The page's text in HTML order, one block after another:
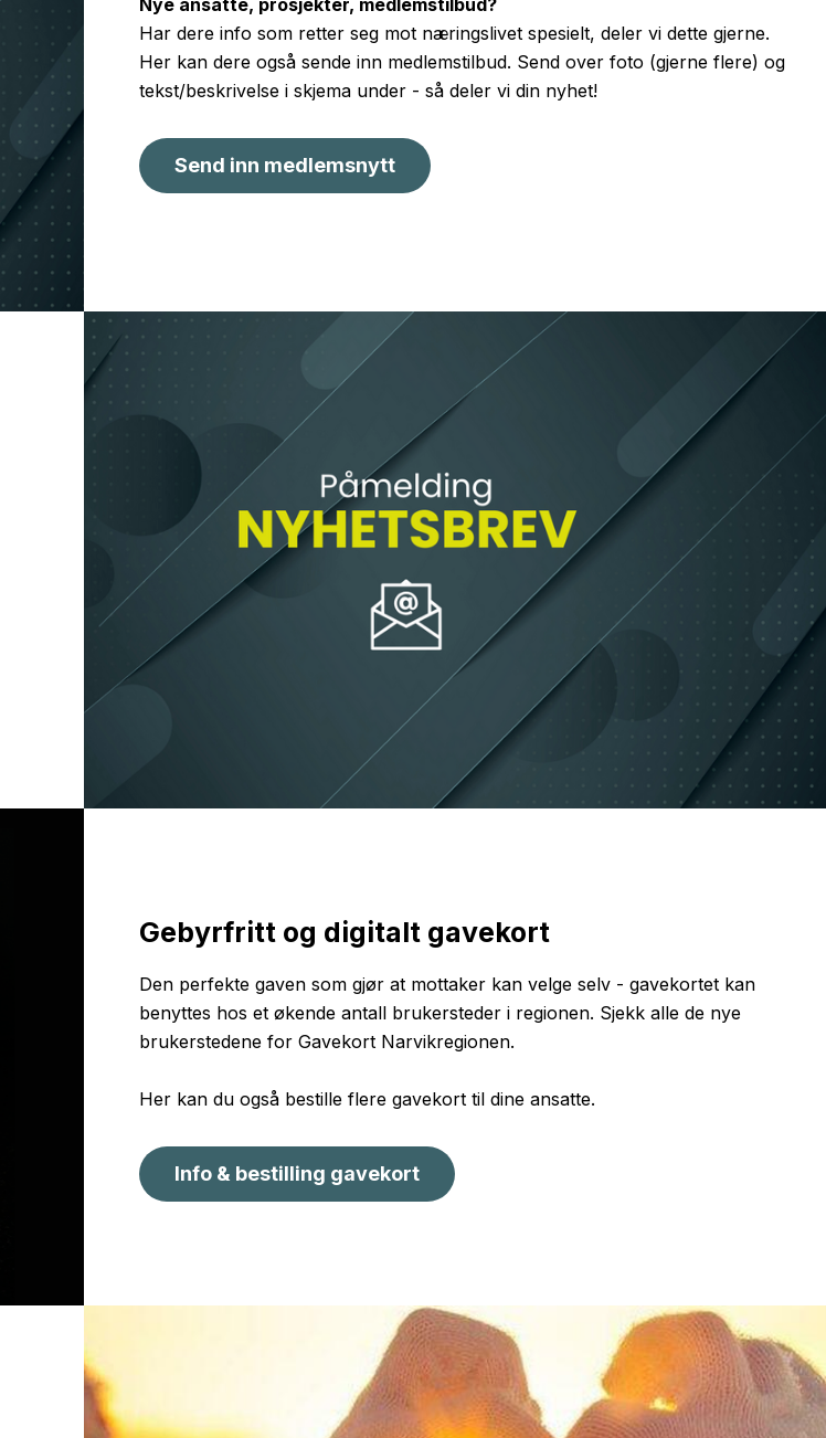
Nye ansatte, prosjekter, medlemstilbud?
Har dere info som retter seg mot næringslivet spesielt, deler vi dette gjerne.
Her kan dere også sende inn medlemstilbud. Send over foto (gjerne flere) og
tekst/beskrivelse i skjema under - så deler vi din nyhet!
Send inn medlemsnytt
Gebyrfritt og digitalt gavekort
Den perfekte gaven som gjør at mottaker kan velge selv - gavekortet kan
benyttes hos et økende antall brukersteder i regionen. Sjekk alle de nye
brukerstedene for Gavekort Narvikregionen.
Her kan du også bestille flere gavekort til dine ansatte.
Info & bestilling gavekort